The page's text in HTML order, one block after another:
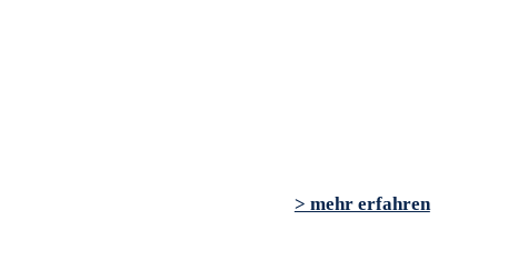
> mehr erfahren